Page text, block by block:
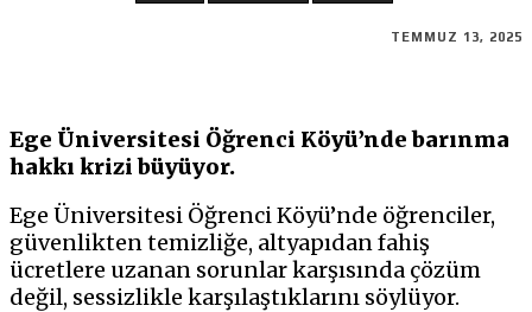
TEMMUZ 13, 2025
Ege Üniversitesi Öğrenci Köyü’nde barınma
hakkı krizi büyüyor.
Ege Üniversitesi Öğrenci Köyü’nde öğrenciler,
güvenlikten temizliğe, altyapıdan fahiş
ücretlere uzanan sorunlar karşısında çözüm
değil, sessizlikle karşılaştıklarını söylüyor.